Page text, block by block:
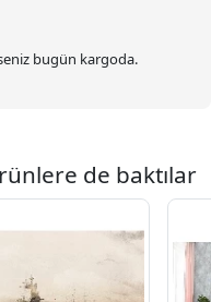
bugün kargoda.
de baktılar